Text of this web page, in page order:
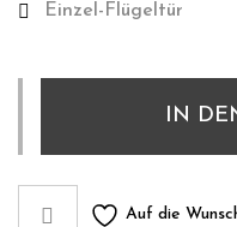
Einzel-Flügeltür
Select
3.2
Menge
IN
Auf die